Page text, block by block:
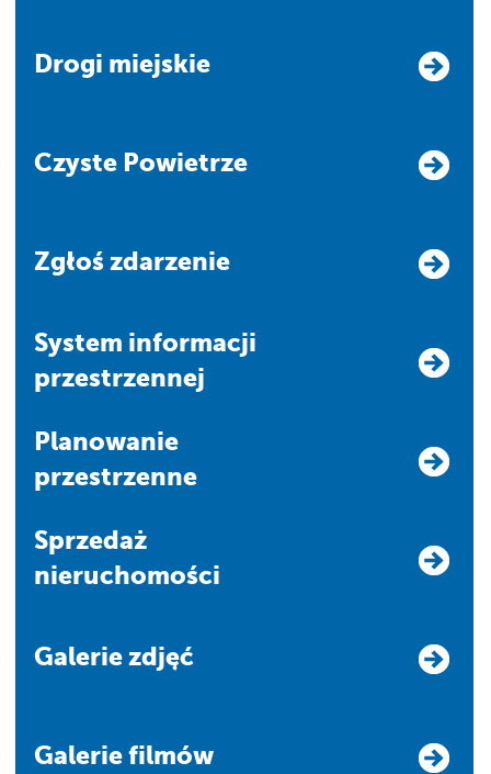
Drogi miejskie
Czyste Powietrze
Zgłoś zdarzenie
system informacji
przestrzennej
Planowanie
przestrzenne
Sprzedaż
nieruchomości
Galerie zdjęć
Galerie filmów